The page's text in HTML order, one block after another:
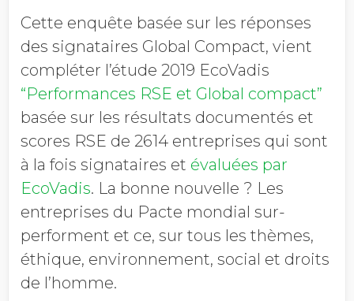
Cette enquête basée sur les réponses
des signataires Global Compact, vient
compléter l’étude 2019 EcoVadis
“Performances RSE et Global compact”
basée sur les résultats documentés et
scores RSE de 2614 entreprises qui sont
à la fois signataires et évaluées par
EcoVadis. La bonne nouvelle ? Les
entreprises du Pacte mondial sur-
performent et ce, sur tous les thèmes,
éthique, environnement, social et droits
de l’homme.